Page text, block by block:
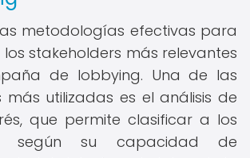
metodologías efectivas para
stakeholders más relevantes
de lobbying. Una de las
más utilizadas es el análisis de
que permite clasificar a los
según su capacidad de